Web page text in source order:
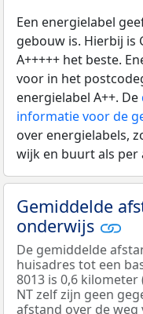
Een energielabel
gebouw is. Hierbij is
A+++++ het beste.
voor in het
energielabel A++. De
informatie voor de
over energielabels,
wijk en buurt als per
Gemiddelde
onderwijs
De gemiddelde
huisadres tot een
8013 is 0,6
NT zelf zijn geen
afstand over de weg